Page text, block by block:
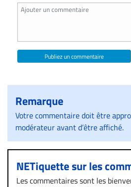
Publiez un commentaire
Remarque
Votre commentaire doit être
modérateur avant d’être affiché.
NETiquette sur les
Les commentaires sont les